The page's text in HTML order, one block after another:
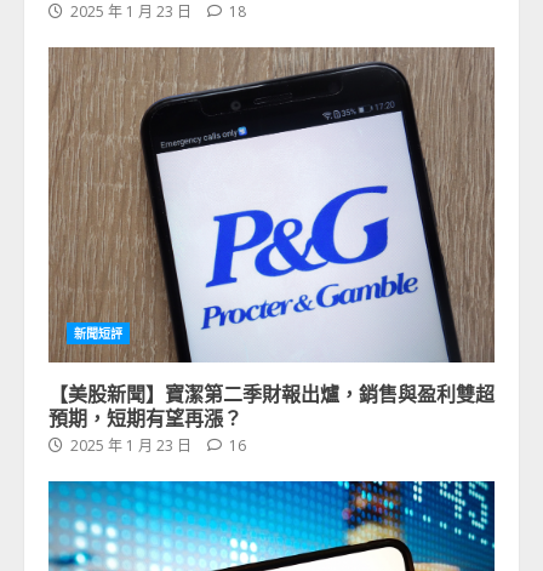
2025 年 1 月 23 日 18
新聞短評
【美股新聞】寶潔第二季財報出爐，銷售與盈利雙超
預期，短期有望再漲？
2025 年 1 月 23 日 16